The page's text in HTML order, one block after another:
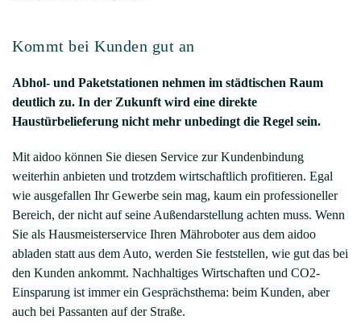
Kommt bei Kunden gut an
Abhol- und Paketstationen nehmen im städtischen Raum
deutlich zu. In der Zukunft wird eine direkte
Haustürbelieferung nicht mehr unbedingt die Regel sein.
Mit aidoo können Sie diesen Service zur Kundenbindung
weiterhin anbieten und trotzdem wirtschaftlich profitieren. Egal
wie ausgefallen Ihr Gewerbe sein mag, kaum ein professioneller
Bereich, der nicht auf seine Außendarstellung achten muss. Wenn
Sie als Hausmeisterservice Ihren Mähroboter aus dem aidoo
abladen statt aus dem Auto, werden Sie feststellen, wie gut das bei
den Kunden ankommt. Nachhaltiges Wirtschaften und CO2-
Einsparung ist immer ein Gesprächsthema: beim Kunden, aber
auch bei Passanten auf der Straße.